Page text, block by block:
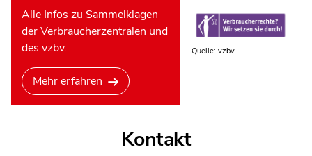
Alle Infos zu Sammelklagen
der Verbraucherzentralen und
des vzbv.
Mehr erfahren
Quelle: vzbv
Kontakt